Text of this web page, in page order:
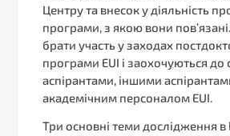
Центру та внесок у діяльність
програми, з якою вони
брати участь у заходах
програми EUI і заохочуються до
аспірантами, іншими
академічним персоналом EUI.
Три основні теми дослідження в